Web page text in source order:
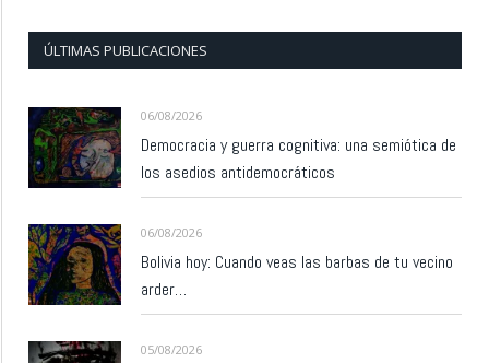
ÚLTIMAS PUBLICACIONES
06/08/2026
Democracia y guerra cognitiva: una semiótica de
los asedios antidemocráticos
06/08/2026
Bolivia hoy: Cuando veas las barbas de tu vecino
arder…
05/08/2026